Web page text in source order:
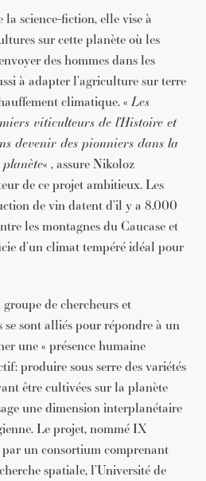
la science-fiction, elle vise à
sur cette planète où les
des hommes dans les
à adapter l’agriculture sur terre
climatique. «Les
viticulteurs de l’Histoire et
devenir des pionniers dans la
« , assure Nikoloz
de ce projet ambitieux. Les
de vin datent d’il y a 8.000
les montagnes du Caucase et
d’un climat tempéré idéal pour
de chercheurs et
se sont alliés pour répondre à un
une « présence humaine
produire sous serre des variétés
être cultivées sur la planète
une dimension interplanétaire
Le projet, nommé IX
un consortium comprenant
spatiale, l’Université de